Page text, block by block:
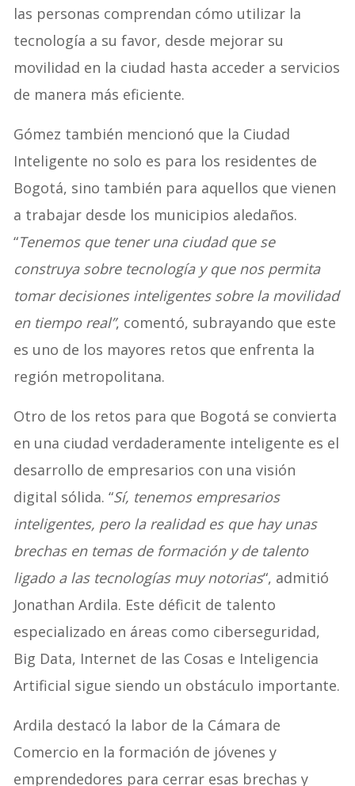
las personas comprendan cómo utilizar la
tecnología a su favor, desde mejorar su
movilidad en la ciudad hasta acceder a servicios
de manera más eficiente.
Gómez también mencionó que la Ciudad
Inteligente no solo es para los residentes de
Bogotá, sino también para aquellos que vienen
a trabajar desde los municipios aledaños.
“Tenemos que tener una ciudad que se
construya sobre tecnología y que nos permita
tomar decisiones inteligentes sobre la movilidad
en tiempo real”, comentó, subrayando que este
es uno de los mayores retos que enfrenta la
región metropolitana.
Otro de los retos para que Bogotá se convierta
en una ciudad verdaderamente inteligente es el
desarrollo de empresarios con una visión
digital sólida. “Sí, tenemos empresarios
inteligentes, pero la realidad es que hay unas
brechas en temas de formación y de talento
ligado a las tecnologías muy notorias“, admitió
Jonathan Ardila. Este déficit de talento
especializado en áreas como ciberseguridad,
Big Data, Internet de las Cosas e Inteligencia
Artificial sigue siendo un obstáculo importante.
Ardila destacó la labor de la Cámara de
Comercio en la formación de jóvenes y
emprendedores para cerrar esas brechas y